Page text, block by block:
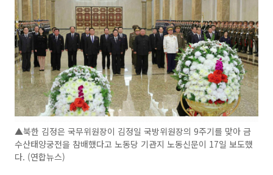
▲북한 김정은 국무위원장이 김정일 국방위원장의 9주기를 맞아 금
수산태양궁전을 참배했다고 노동당 기관지 노동신문이 17일 보도했
다. (연합뉴스)